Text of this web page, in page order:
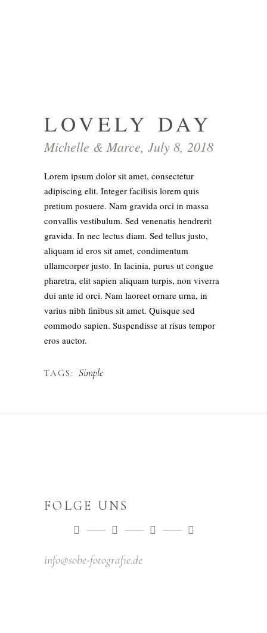
LOVELY DAY
Michelle & Marce, July 8, 2018
Lorem ipsum dolor sit amet, consectetur
adipiscing elit. Integer facilisis lorem quis
pretium posuere. Nam gravida orci in massa
convallis vestibulum. Sed venenatis hendrerit
gravida. In nec lectus diam. Sed tellus justo,
aliquam id eros sit amet, condimentum
ullamcorper justo. In lacinia, purus ut congue
pharetra, elit sapien aliquam turpis, non viverra
dui ante id orci. Nam laoreet ornare urna, in
varius nibh finibus sit amet. Quisque sed
commodo sapien. Suspendisse at risus tempor
eros auctor.
TAGS: Simple
FOLGE UNS
info@sobe-fotografıe.de